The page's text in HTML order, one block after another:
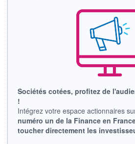
+ BAS
0,0000
0,00%
0,0000
RENDEMENT
ESTIMÉ 2026
-
PER
2026
-
Sociétés cotées, profitez de
!
Intégrez votre espace actionnaires
numéro un de la Finance en
toucher directement les